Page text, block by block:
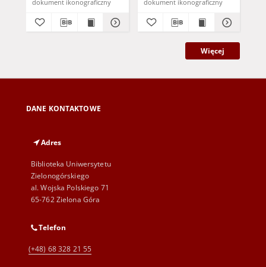
dokument ikonograficzny
dokument ikonograficzny
Więcej
DANE KONTAKTOWE
Adres
Biblioteka Uniwersytetu
Zielonogórskiego
al. Wojska Polskiego 71
65-762 Zielona Góra
Telefon
(+48) 68 328 21 55